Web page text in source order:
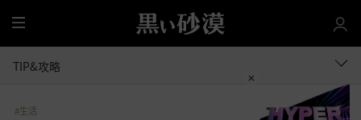
全
体
TIP&攻略
#生活